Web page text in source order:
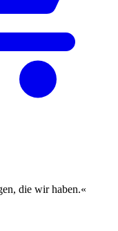
die wir haben.«